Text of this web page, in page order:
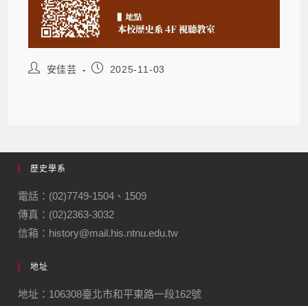
安佳芸 2025-11-03
歷史學系
電話：(02)7749-1504、1509
傳真：(02)2363-3032
信箱：history@mail.his.ntnu.edu.tw
地址
地址：106308臺北市和平東路一段162號